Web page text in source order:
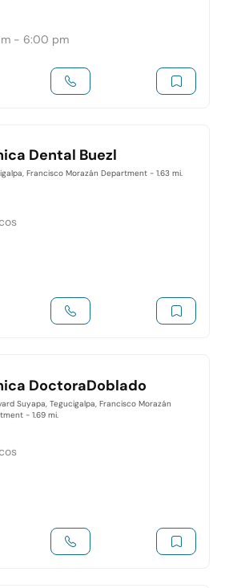
- 6:00 pm
Dental Buezl
Francisco Morazán Department - 1.63 mi.
DoctoraDoblado
Suyapa, Tegucigalpa, Francisco Morazán
- 1.69 mi.